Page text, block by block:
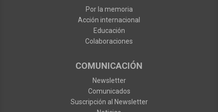
Por la memoria
Acción internacional
Educación
Colaboraciones
COMUNICACIÓN
Newsletter
Comunicados
Suscripción al Newsletter